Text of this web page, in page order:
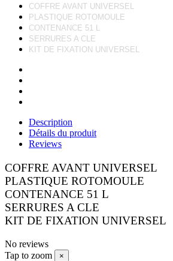
COFFRE AVANT UNIVERSEL
PLASTIQUE ROTOMOULE
CONTENANCE 51 L
SERRURES A CLE
KIT DE FIXATION UNIVERSEL
Description
Détails du produit
Reviews
COFFRE AVANT UNIVERSEL
PLASTIQUE ROTOMOULE
CONTENANCE 51 L
SERRURES A CLE
KIT DE FIXATION UNIVERSEL
No reviews
Tap to zoom
×